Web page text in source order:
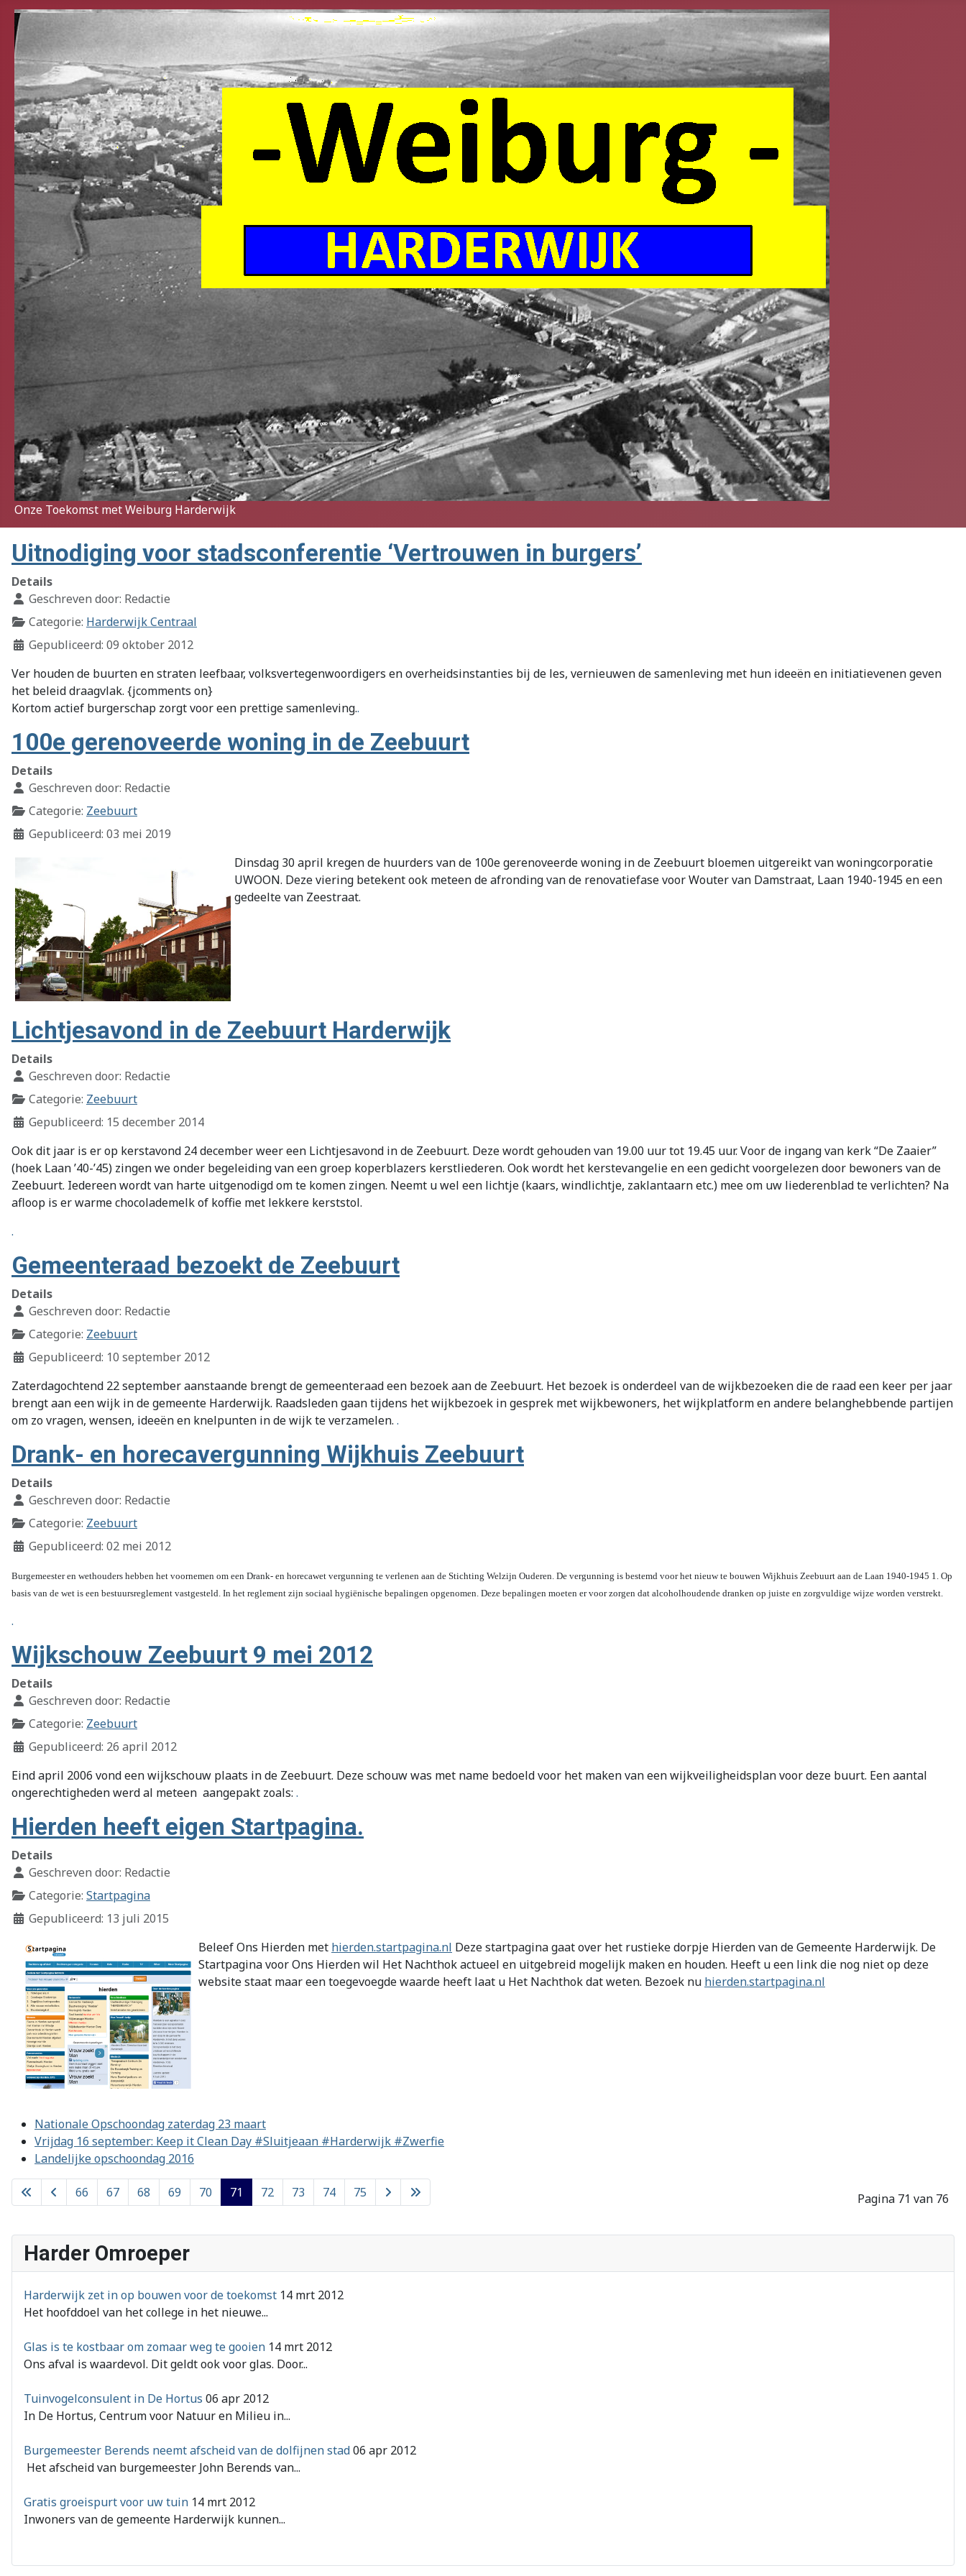
Onze Toekomst met Weiburg Harderwijk
Uitnodiging voor stadsconferentie ‘Vertrouwen in burgers’
Details
Geschreven door: Redactie
Categorie: Harderwijk Centraal
Gepubliceerd: 09 oktober 2012
Ver houden de buurten en straten leefbaar, volksvertegenwoordigers en overheidsinstanties bij de les, vernieuwen de samenleving met hun ideeën en initiatievenen geven
het beleid draagvlak. {jcomments on}
Kortom actief burgerschap zorgt voor een prettige samenleving..
100e gerenoveerde woning in de Zeebuurt
Details
Geschreven door: Redactie
Categorie: Zeebuurt
Gepubliceerd: 03 mei 2019
Dinsdag 30 april kregen de huurders van de 100e gerenoveerde woning in de Zeebuurt bloemen uitgereikt van woningcorporatie
UWOON. Deze viering betekent ook meteen de afronding van de renovatiefase voor Wouter van Damstraat, Laan 1940-1945 en een
gedeelte van Zeestraat.
Lichtjesavond in de Zeebuurt Harderwijk
Details
Geschreven door: Redactie
Categorie: Zeebuurt
Gepubliceerd: 15 december 2014
Ook dit jaar is er op kerstavond 24 december weer een Lichtjesavond in de Zeebuurt. Deze wordt gehouden van 19.00 uur tot 19.45 uur. Voor de ingang van kerk “De Zaaier”
(hoek Laan ’40-’45) zingen we onder begeleiding van een groep koperblazers kerstliederen. Ook wordt het kerstevangelie en een gedicht voorgelezen door bewoners van de
Zeebuurt. Iedereen wordt van harte uitgenodigd om te komen zingen. Neemt u wel een lichtje (kaars, windlichtje, zaklantaarn etc.) mee om uw liederenblad te verlichten? Na
afloop is er warme chocolademelk of koffie met lekkere kerststol.
.
Gemeenteraad bezoekt de Zeebuurt
Details
Geschreven door: Redactie
Categorie: Zeebuurt
Gepubliceerd: 10 september 2012
Zaterdagochtend 22 september aanstaande brengt de gemeenteraad een bezoek aan de Zeebuurt. Het bezoek is onderdeel van de wijkbezoeken die de raad een keer per jaar
brengt aan een wijk in de gemeente Harderwijk. Raadsleden gaan tijdens het wijkbezoek in gesprek met wijkbewoners, het wijkplatform en andere belanghebbende partijen
om zo vragen, wensen, ideeën en knelpunten in de wijk te verzamelen. .
Drank- en horecavergunning Wijkhuis Zeebuurt
Details
Geschreven door: Redactie
Categorie: Zeebuurt
Gepubliceerd: 02 mei 2012
Burgemeester en wethouders hebben het voornemen om een Drank- en horecawet vergunning te verlenen aan de Stichting Welzijn Ouderen. De vergunning is bestemd voor het nieuw te bouwen Wijkhuis Zeebuurt aan de Laan 1940-1945 1. Op
basis van de wet is een bestuursreglement vastgesteld. In het reglement zijn sociaal hygiënische bepalingen opgenomen. Deze bepalingen moeten er voor zorgen dat alcoholhoudende dranken op juiste en zorgvuldige wijze worden verstrekt.
.
Wijkschouw Zeebuurt 9 mei 2012
Details
Geschreven door: Redactie
Categorie: Zeebuurt
Gepubliceerd: 26 april 2012
Eind april 2006 vond een wijkschouw plaats in de Zeebuurt. Deze schouw was met name bedoeld voor het maken van een wijkveiligheidsplan voor deze buurt. Een aantal
ongerechtigheden werd al meteen aangepakt zoals: .
Hierden heeft eigen Startpagina.
Details
Geschreven door: Redactie
Categorie: Startpagina
Gepubliceerd: 13 juli 2015
Beleef Ons Hierden met hierden.startpagina.nl Deze startpagina gaat over het rustieke dorpje Hierden van de Gemeente Harderwijk. De
Startpagina voor Ons Hierden wil Het Nachthok actueel en uitgebreid mogelijk maken en houden. Heeft u een link die nog niet op deze
website staat maar een toegevoegde waarde heeft laat u Het Nachthok dat weten. Bezoek nu hierden.startpagina.nl
Nationale Opschoondag zaterdag 23 maart
Vrijdag 16 september: Keep it Clean Day #Sluitjeaan #Harderwijk #Zwerfie
Landelijke opschoondag 2016
Pagina 71 van 76
66 67 68 69 70 71 72 73 74 75
Harder Omroeper
Harderwijk zet in op bouwen voor de toekomst 14 mrt 2012
Het hoofddoel van het college in het nieuwe...
Glas is te kostbaar om zomaar weg te gooien 14 mrt 2012
Ons afval is waardevol. Dit geldt ook voor glas. Door...
Tuinvogelconsulent in De Hortus 06 apr 2012
In De Hortus, Centrum voor Natuur en Milieu in...
Burgemeester Berends neemt afscheid van de dolfijnen stad06 apr 2012
Het afscheid van burgemeester John Berends van...
Gratis groeispurt voor uw tuin 14 mrt 2012
Inwoners van de gemeente Harderwijk kunnen...